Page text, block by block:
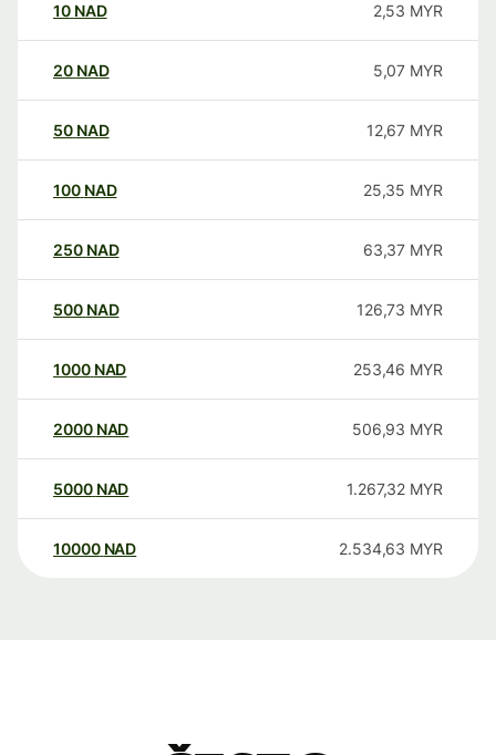
10 NAD 2,53 MYR
20 NAD 5,07 MYR
50 NAD 12,67 MYR
100 NAD 25,35 MYR
250 NAD 63,37 MYR
500 NAD 126,73 MYR
1000 NAD 253,46 MYR
2000 NAD 506,93 MYR
5000 NAD 1.267,32 MYR
10000 NAD 2.534,63 MYR